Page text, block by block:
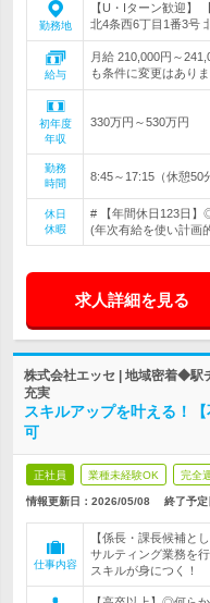
勤務地
【U・Iターン歓迎】
北4条西6丁目1番3号
給与
月給 210,000円～
も条件に変更はありま
初年度
年収
330万円～530万円
勤務
時間
8:45～17:15（休憩
休日
休暇
# 【年間休日123日
(年次有給を使い計画
求人詳細を見る
株式会社エッセ | 地域密着◆
充実
スキルアップを叶える！
可
正社員 業種未経験OK 完全
情報更新日：2026/05/08 終了予定
仕事内容
【係長・課長候補と
サルティング業務を
スキルが身につく！